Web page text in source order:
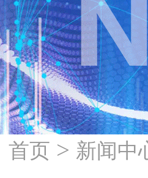
首页 > 新闻中